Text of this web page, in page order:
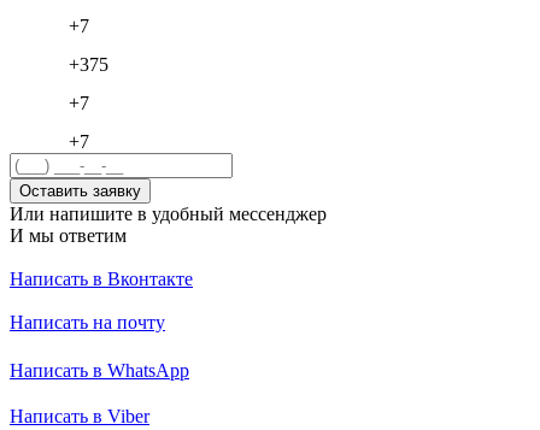
+7
+375
+7
+7
Оставить заявку
Или напишите в удобный мессенджер
И мы ответим
Написать в Вконтакте
Написать на почту
Написать в WhatsApp
Написать в Viber